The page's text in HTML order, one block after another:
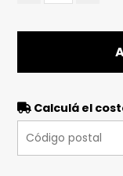
Calculá el